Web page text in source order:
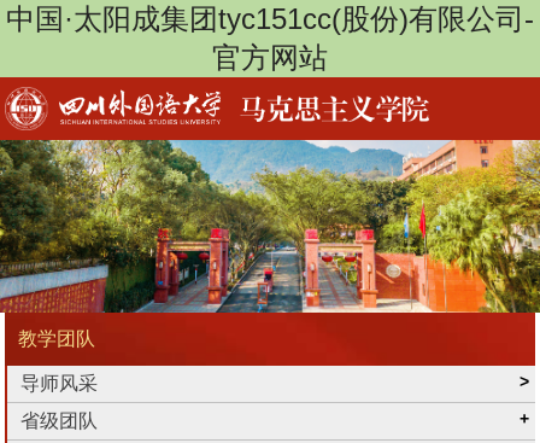
中国·太阳成集团tyc151cc(股份)有限公司-
官方网站
教学团队
导师风采
省级团队